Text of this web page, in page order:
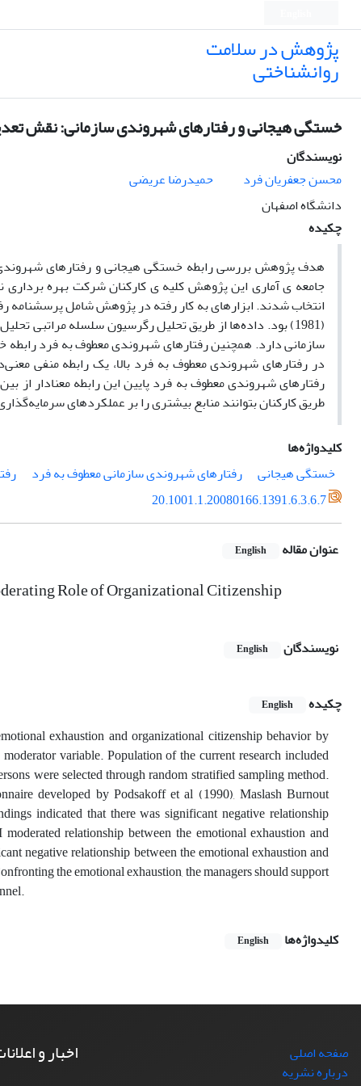
پژوهش در سلامت
روانشناختی
خستگی هیجانی و رفتار‌های شهروندی سازمانی: نقش
نویسندگان
محسن جعفریان فرد
حمیدرضا عریضی
دانشگاه اصفهان
چکیده
هدف پژوهش بررسی رابطه خستگی هیجانی و رفتار‌های
(1981) بود. داده‌ها از طریق تحلیل رگرسیون سلسله مراتبی
سازمانی دارد. همچنین رفتار‌های شهروندی معطوف به فرد
در رفتار‌های شهروندی معطوف به فرد بالا، یک رابطه منفی
رفتار‌های شهروندی معطوف به فرد پایین این رابطه معنا‌دار از
طریق کارکنان بتوانند منابع بیشتری را بر عملکرد‌های
کلیدواژه‌ها
خستگی هیجانی
رفتار‌های شهروندی سازمانی معطوف به فرد
20.1001.1.20080166.1391.6.3.6.7
عنوان مقاله English
Role of Organizational Citizenship
نویسندگان English
چکیده
English
exhaustion and organizational citizenship behavior by
variable. Population of the current research included
were selected through random stratified sampling method.
developed by Podsakoff et al (1990), Maslash Burnout
indicated that there was significant negative relationship
relationship between the emotional exhaustion and
negative relationship between the emotional exhaustion and
the emotional exhaustion, the managers should support
کلیدواژه‌ها
English
صفحه اصلی
درباره نشریه
اخبار و